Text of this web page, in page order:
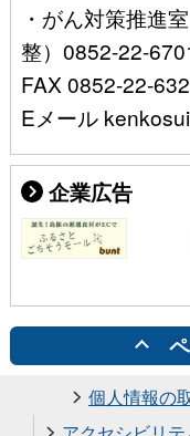
・がん対策推進
整）0852-22-
FAX 0852-22-
Eメール
企業広告
個人情報の